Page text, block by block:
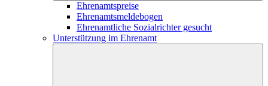
Ehrenamtspreise
Ehrenamtsmeldebogen
Ehrenamtliche Sozialrichter gesucht
Unterstützung im Ehrenamt